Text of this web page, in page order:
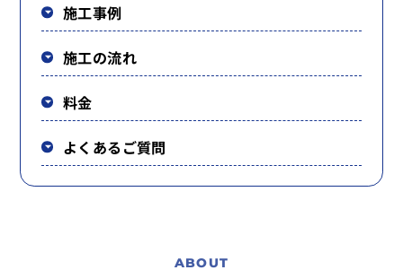
施工事例
施工の流れ
料金
よくあるご質問